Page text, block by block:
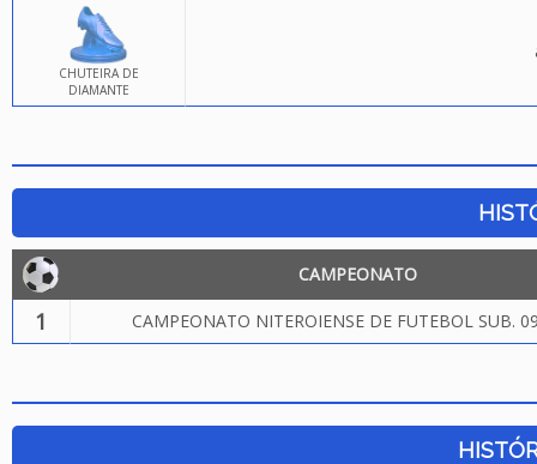
CHUTEIRA DE
DIAMANTE
CAMPEONATO
1 CAMPEONATO NITEROIENSE DE FUTEBOL SUB.